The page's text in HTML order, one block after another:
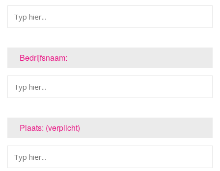
Bedrijfsnaam:
Plaats: (verplicht)